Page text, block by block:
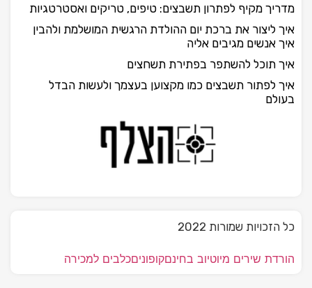
מדריך מקיף לפתרון תשבצים: טיפים, טריקים ואסטרטגיות
איך ליצור את ברכת יום ההולדת הרגשית המושלמת ולהבין
איך אנשים מגיבים אליה
איך תוכל להשתפר בפתירת תשחצים
איך לפתור תשבצים כמו מקצוען בעצמך ולעשות הבדל
בעולם
כל הזכויות שמורות 2022
הורדת שירים מיוטיוב בחינםקופוניםכלבים למכירה